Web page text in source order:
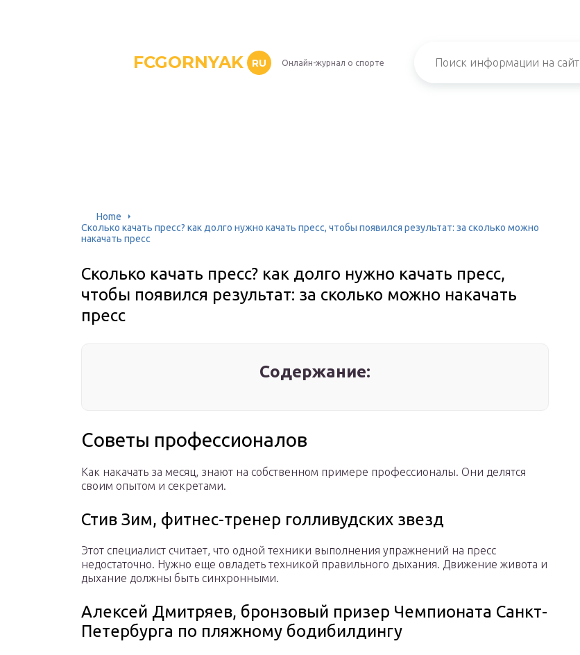
FCGORNYAK RU Онлайн-журнал о спорте
Home
Сколько качать пресс? как долго нужно качать пресс, чтобы появился результат: за сколько можно
накачать пресс
Сколько качать пресс? как долго нужно качать пресс,
чтобы появился результат: за сколько можно накачать
пресс
Содержание:
Советы профессионалов
Как накачать за месяц, знают на собственном примере профессионалы. Они делятся
своим опытом и секретами.
Стив Зим, фитнес-тренер голливудских звезд
Этот специалист считает, что одной техники выполнения упражнений на пресс
недостаточно. Нужно еще овладеть техникой правильного дыхания. Движение живота и
дыхание должны быть синхронными.
Алексей Дмитряев, бронзовый призер Чемпионата Санкт-
Петербурга по пляжному бодибилдингу